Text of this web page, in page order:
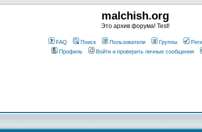
malchish.org
Это архив форума! Test!
FAQ Поиск Пользователи Группы
Профиль
Войти и проверить личные сообщения